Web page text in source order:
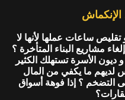
الإنكماش
ساعات عملها لأنها لا
مشاريع البناء المتأخرة ؟
و ديون الأسرة تستهلك الكثير
لديهم ما يكفي من المال
التضخم ؟ إذا فوهة أسواق